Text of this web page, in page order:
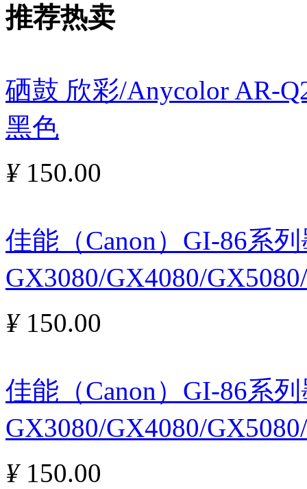
推荐热卖
硒鼓 欣彩/Anycolor AR-
黑色
¥150.00
佳能（Canon）GI-86系
GX3080/GX4080/
¥150.00
佳能（Canon）GI-86系
GX3080/GX4080/
¥150.00